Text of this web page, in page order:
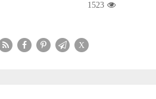
1523
X